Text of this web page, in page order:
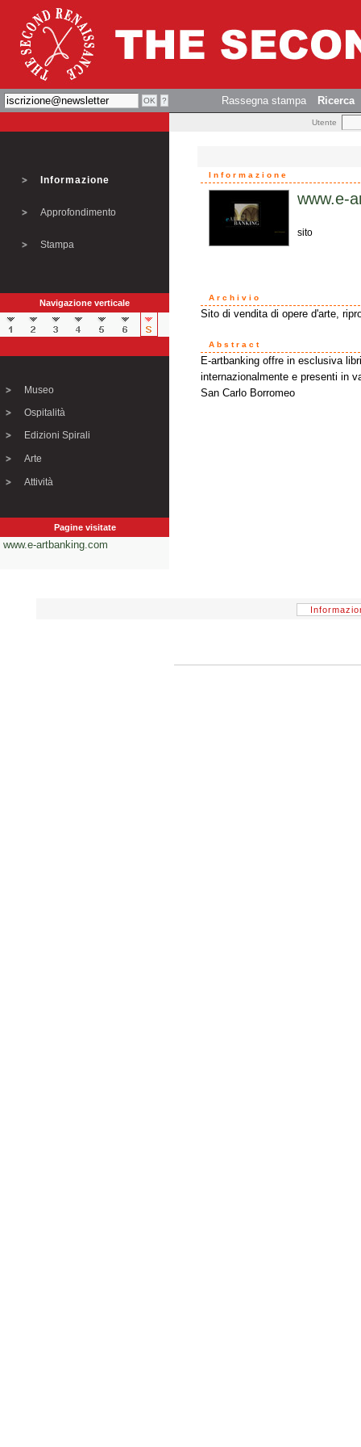
Rassegna stampa Ricerca
Utente
Informazione
Approfondimento
Stampa
Navigazione verticale
Museo
Ospitalità
Edizioni Spirali
Arte
Attività
Pagine visitate
www.e-artbanking.com
Informazione
www.e-
sito
Archivio
Sito di vendita di opere d'arte,
Abstract
E-artbanking offre in esclusiva
internazionalmente e presenti in
San Carlo Borromeo